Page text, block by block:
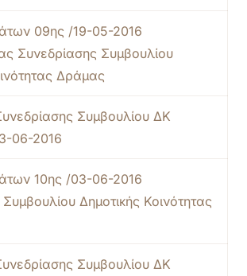
09ης /19-05-2016
Συνεδρίασης Συμβουλίου
Δράμας
Συμβουλίου ΔΚ
06-2016
10ης /03-06-2016
Δημοτικής Κοινότητας
Συμβουλίου ΔΚ